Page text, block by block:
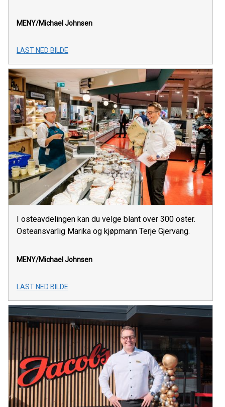
MENY/Michael Johnsen
LAST NED BILDE
I osteavdelingen kan du velge blant over 300 oster.
Osteansvarlig Marika og kjøpmann Terje Gjervang.
MENY/Michael Johnsen
LAST NED BILDE